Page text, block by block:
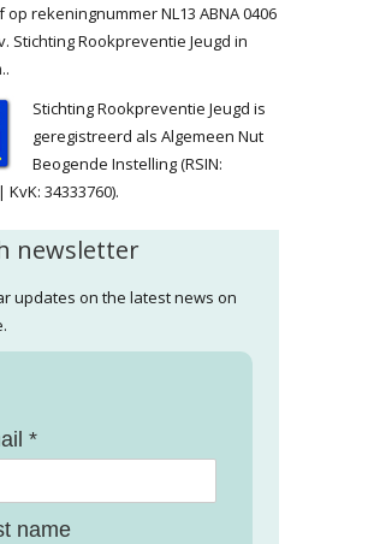
rekeningnummer NL13 ABNA 0406
Stichting Rookpreventie Jeugd in
Stichting Rookpreventie Jeugd is
geregistreerd als Algemeen Nut
Beogende Instelling (RSIN:
KvK: 34333760).
newsletter
updates on the latest news on
*
name